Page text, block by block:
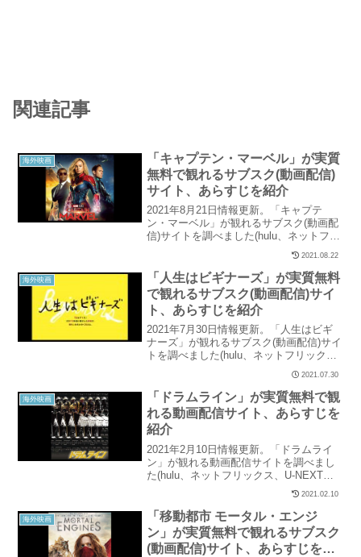
関連記事
海外映画
「キャプテン・マーベル」が実質
無料で観れるサブスク(動画配信)
サイト、あらすじを紹介
2021年8月21日情報更新。「キャプテ
ン・マーベル」が観れるサブスク(動画配
信)サイトを調べました(hulu、ネットフリ
ックス、U-NEXT、パラビ、ユーチュー
ブ、アマゾンなど15社を調査)。当記事で
は「キャプテン・マーベル」の配信状況
と、実質無料で観れるサイトを紹介して
います。
2021.08.22
海外映画
「人生はビギナーズ」が実質無料
で観れるサブスク(動画配信)サイ
ト、あらすじを紹介
2021年7月30日情報更新。「人生はビギ
ナーズ」が観れるサブスク(動画配信)サイ
トを調べました(hulu、ネットフリック
ス、U-NEXT、パラビ、ユーチューブ、ア
マゾンなど15社を調査)。当記事では「人
生はビギナーズ」の配信状況と、実質無
料で観れるサイトを紹介しています。
2021.07.30
海外映画
「ドラムライン」が実質無料で観
れる動画配信サイト、あらすじを
紹介
2021年2月10日情報更新。「ドラムライ
ン」が観れる動画配信サイトを調べまし
た(hulu、ネットフリックス、U-NEXT、
パラビ、ユーチューブ、アマゾンなど15
社を調査)。当記事では「ドラムライン」
の配信状況と、実質無料で観れるサイト
を紹介しています。
2021.02.10
海外映画
「移動都市 モータル・エンジ
ン」が実質無料で観れるサブスク
(動画配信)サイト、あらすじを紹